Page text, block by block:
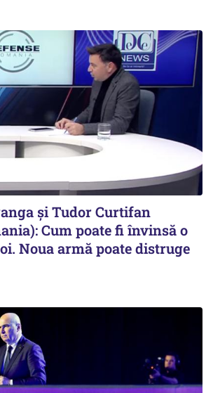
și Tudor Curtifan
Cum poate fi învinsă o
Noua armă poate distruge